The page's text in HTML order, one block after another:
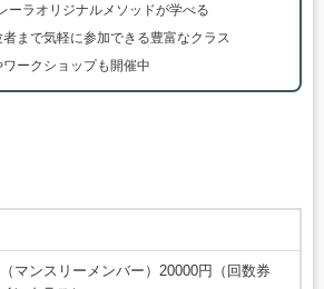
ーラオリジナルメソッドが学べる
まで気軽に参加できる豊富なクラス
ークショップも開催中
マンスリーメンバー）20000円（回数券